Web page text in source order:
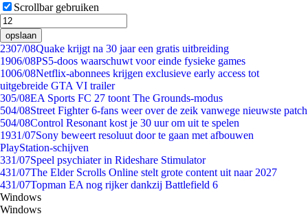
Scrollbar gebruiken
opslaan
2307/08Quake krijgt na 30 jaar een gratis uitbreiding
1906/08PS5-doos waarschuwt voor einde fysieke games
1006/08Netflix-abonnees krijgen exclusieve early access tot
uitgebreide GTA VI trailer
305/08EA Sports FC 27 toont The Grounds-modus
504/08Street Fighter 6-fans weer over de zeik vanwege nieuwste patch
504/08Control Resonant kost je 30 uur om uit te spelen
1931/07Sony beweert resoluut door te gaan met afbouwen
PlayStation-schijven
331/07Speel psychiater in Rideshare Stimulator
431/07The Elder Scrolls Online stelt grote content uit naar 2027
431/07Topman EA nog rijker dankzij Battlefield 6
Windows
Windows